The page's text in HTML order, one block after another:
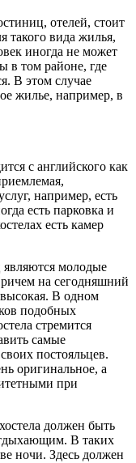
отелей, стоит
такого вида жилья,
иногда не может
в том районе, где
В этом случае
жилье, например, в
с английского как
например, есть
есть парковка и
есть камер
молодые
на сегодняшний
высокая. В одном
подобных
стремится
самые
постояльцев.
оригинальное, а
при
должен быть
В таких
ночи. Здесь должен